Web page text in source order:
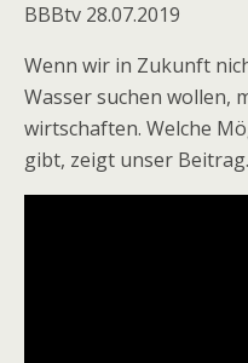
BBBtv 28.07.2019
Wenn wir in Zukunft
Wasser suchen wollen,
wirtschaften. Welche
gibt, zeigt unser Beitrag.